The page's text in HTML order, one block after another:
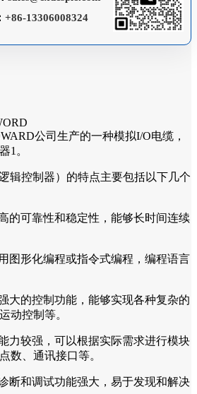
+86-13306008324
公司生产的一种模拟I/O电缆，
1。
辑控制器）的特点主要包括以下几个
的可靠性和稳定性，能够长时间连续
图形化编程或指令式编程，编程语言
大的控制功能，能够实现各种复杂的
动控制等。
力较强，可以根据实际需求进行模块
数、通讯接口等。
断和调试功能强大，易于发现和解决